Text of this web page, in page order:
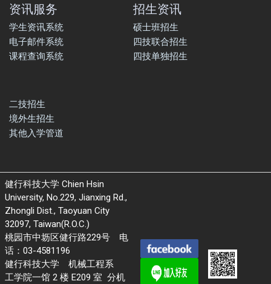
资讯服务
学生资讯系统
电子邮件系统
课程查询系统
招生资讯
硕士班招生
四技联合招生
四技单独招生
二技招生
境外生招生
其他入学管道
健行科技大学 Chien Hsin
University, No.229, Jianxing Rd.,
Zhongli Dist., Taoyuan City
32097, Taiwan(R.O.C.)
桃园市中坜区健行路229号 电
话：03-4581196
健行科技大学 机械工程系
工学院一馆 2 楼 E209 室 分机